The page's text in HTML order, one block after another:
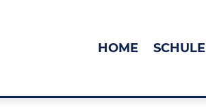
HOME SCHULE